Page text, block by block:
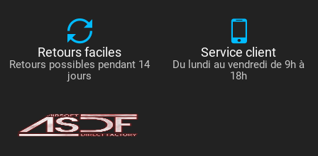
Retours faciles
Retours possibles pendant 14
jours
Service client
Du lundi au vendredi de 9h à
18h